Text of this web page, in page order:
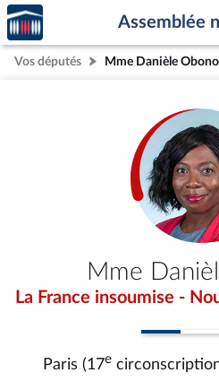
Aller au contenu
Aller en bas de la page
Accèder
à la
page
d'accueil
Assemblée
Vos députés
Mme
La France insoumise -
Paris (17e